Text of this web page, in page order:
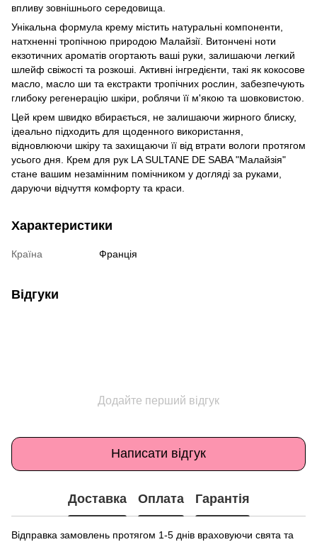
впливу зовнішнього середовища.
Унікальна формула крему містить натуральні компоненти,
натхненні тропічною природою Малайзії. Витончені ноти
екзотичних ароматів огортають ваші руки, залишаючи легкий
шлейф свіжості та розкоші. Активні інгредієнти, такі як кокосове
масло, масло ши та екстракти тропічних рослин, забезпечують
глибоку регенерацію шкіри, роблячи її м'якою та шовковистою.
Цей крем швидко вбирається, не залишаючи жирного блиску,
ідеально підходить для щоденного використання,
відновлюючи шкіру та захищаючи її від втрати вологи протягом
усього дня. Крем для рук LA SULTANE DE SABA "Малайзія"
стане вашим незамінним помічником у догляді за руками,
даруючи відчуття комфорту та краси.
Характеристики
Країна Франція
Відгуки
Додайте перший відгук
Написати відгук
Доставка Оплата Гарантія
Відправка замовлень протягом 1-5 днів враховуючи свята та